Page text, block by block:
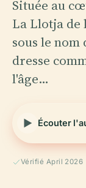
Située au
La Llotja de
sous le nom
dresse
l'âge…
Écouter
Vérifié April 2026